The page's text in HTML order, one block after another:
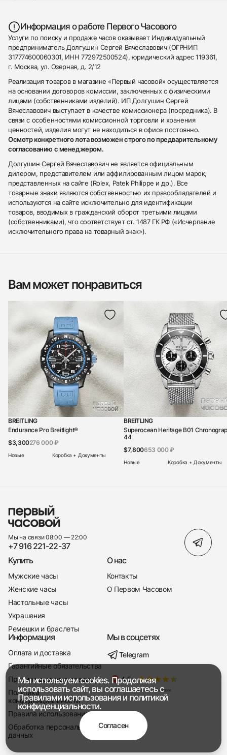
+7 916 221-22-37
Мы насвязи 08:00 — 19:00
Информация о работе Первого Часового
Услуги по поиску и продаже часов оказывает Индивидуальный
предприниматель Долгушин Сергей Вячеславович (ОГРНИП
317774600060301, ИНН 772972500524), юридический адрес 119361,
г. Москва, ул. Озерная, д. 2/12
Реализация товаров в магазине «Первый часовой» осуществляется
на основании договоров комиссии, заключенных с физическими
лицами (собственниками изделий). ИП Долгушин Сергей
Вячеславович выступает в качестве комиссионера (посредника). В
связи с особенностями комиссионной торговли и хранения
ценностей, изделия могут не находиться в офисе постоянно.
Осмотр конкретного лота возможен строго по предварительному
согласованию с менеджером.
Долгушин Сергей Вячеславович не является официальным
дилером, представителем или аффилированным лицом марок,
представленных на сайте (Rolex, Patek Philippe и др.). Все
товарные знаки являются собственностью их правообладателей и
используются на сайте исключительно для идентификации
товаров, вводимых в гражданский оборот третьими лицами
(собственниками), что соответствует ст. 1487 ГК РФ («Исчерпание
исключительного права на товарный знак»).
Вам может понравиться
BREITLING
Endurance Pro Breitlight®
$3,300276 000 ₽
Новые Коробка + Документы
BREITLING
Superocean Heritage B01
44
$7,800653 000 ₽
Новые Коробка + Документы
Мы на связи 08:00 — 22:00
+7 916 221-22-37
Купить
Мужские часы
Женские часы
Настольные часы
Украшения
Ремешки и браслеты
О нас
Контакты
О Первом Часовом
Информация
Оплата и доставка
Гарантийные обязательства
Правила возврата товара
Политика
конфиденциальности
Правила использования
Обработка персональных
данных
Мы в соцсетях
Telegram
Мы используем cookies. Продолжая
использовать сайт, вы соглашаетесь с
Правилами использованияи политикой
конфиденциальности.
Согласен